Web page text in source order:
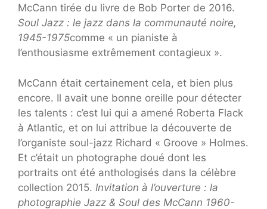
McCann tirée du livre de Bob Porter de 2016.
Soul Jazz : le jazz dans la communauté noire,
1945-1975comme « un pianiste à
l’enthousiasme extrêmement contagieux ».
McCann était certainement cela, et bien plus
encore. Il avait une bonne oreille pour détecter
les talents : c’est lui qui a amené Roberta Flack
à Atlantic, et on lui attribue la découverte de
l’organiste soul-jazz Richard « Groove » Holmes.
Et c’était un photographe doué dont les
portraits ont été anthologisés dans la célèbre
collection 2015. Invitation à l’ouverture : la
photographie Jazz & Soul des McCann 1960-